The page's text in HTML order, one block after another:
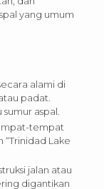
yang umum
alami di
padat.
aspal.
tempat
Lake
jalan atau
digantikan